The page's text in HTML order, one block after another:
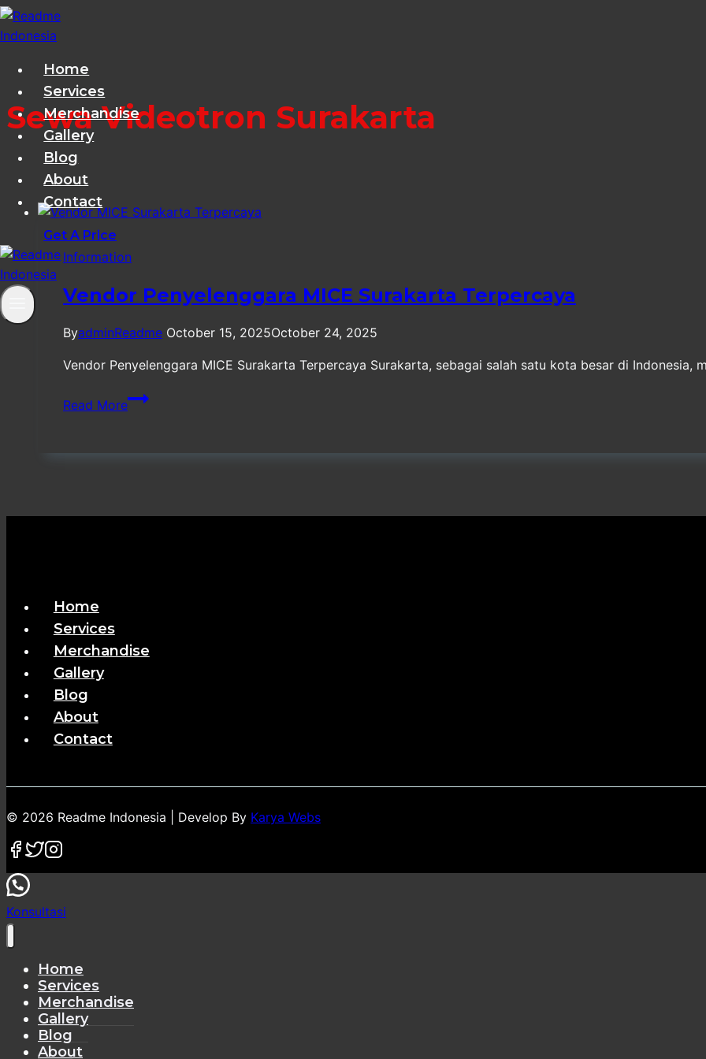
Skip
to
Home
Services
Merchandise
Gallery
Blog
About
Contact
Get A Price
Sewa Videotron Surakarta
Information
Vendor Penyelenggara MICE Surakarta Terpercaya
ByadminReadme October 15, 2025October 24, 2025
Vendor Penyelenggara MICE Surakarta Terpercaya Surakarta, sebagai salah satu kota besar di Indonesia,
Read More
Vendor
Penyelenggara
Surakarta
Home
Services
Merchandise
Gallery
Blog
About
Contact
© 2026 Readme Indonesia | Develop By Karya Webs
Konsultasi
Home
Services
Merchandise
Gallery
Blog
About